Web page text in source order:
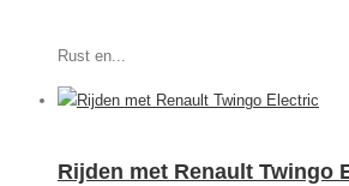
Rust en...
Rijden met Renault Twingo